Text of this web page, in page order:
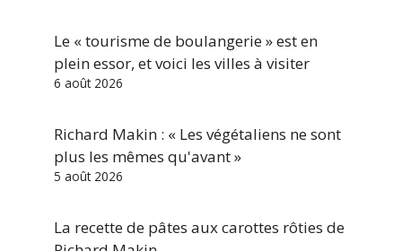
Le « tourisme de boulangerie » est en
plein essor, et voici les villes à visiter
6 août 2026
Richard Makin : « Les végétaliens ne sont
plus les mêmes qu'avant »
5 août 2026
La recette de pâtes aux carottes rôties de